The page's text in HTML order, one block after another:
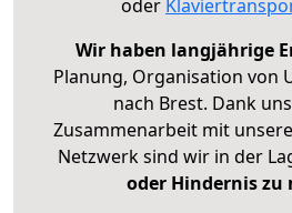
oder
Wir haben langjährige
Planung, Organisation von
nach Brest. Dank
Zusammenarbeit mit
Netzwerk sind wir in der
oder Hindernis zu